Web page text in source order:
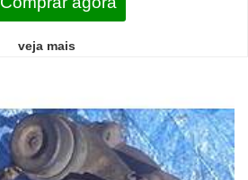
veja mais